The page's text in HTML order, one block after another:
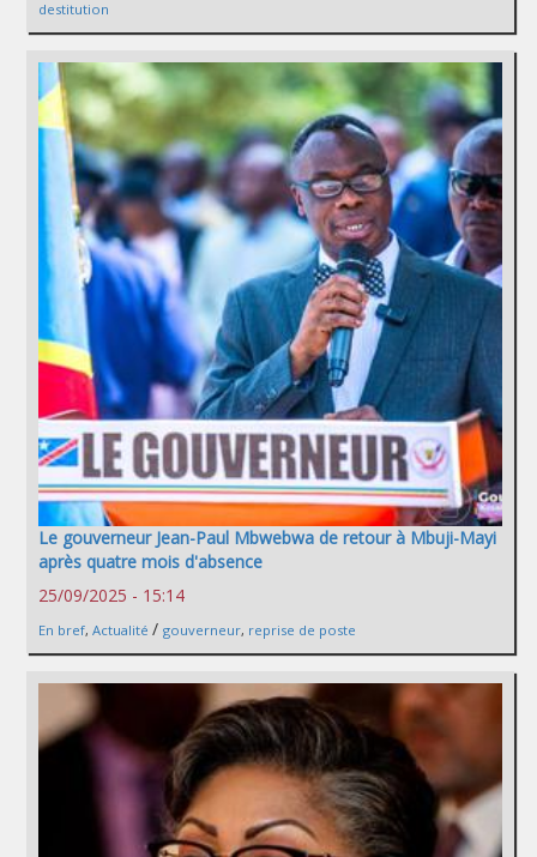
destitution
Le gouverneur Jean-Paul Mbwebwa de retour à Mbuji-Mayi
après quatre mois d'absence
25/09/2025 - 15:14
En bref, Actualité / gouverneur, reprise de poste